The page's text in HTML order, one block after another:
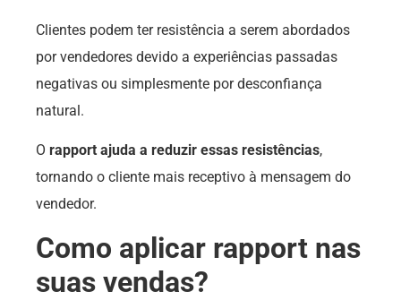
Clientes podem ter resistência a serem abordados
por vendedores devido a experiências passadas
negativas ou simplesmente por desconfiança
natural.
O rapport ajuda a reduzir essas resistências,
tornando o cliente mais receptivo à mensagem do
vendedor.
Como aplicar rapport nas
suas vendas?